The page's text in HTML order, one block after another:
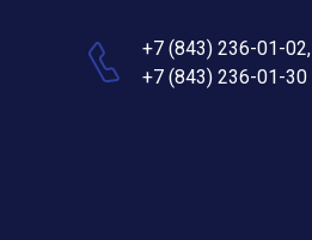
+7 (843) 236-01-02,
+7 (843) 236-01-30